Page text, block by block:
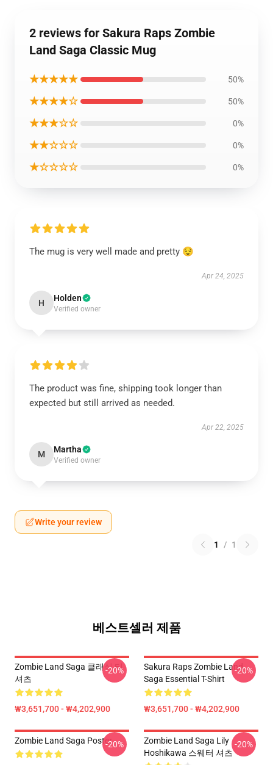
2 reviews for Sakura Raps Zombie
Land Saga Classic Mug
★★★★★ 50%
★★★★☆ 50%
★★★☆☆ 0%
★★☆☆☆ 0%
★☆☆☆☆ 0%
The mug is very well made and pretty 😌
Apr 24, 2025
H Holden
Verified owner
The product was fine, shipping took longer than
expected but still arrived as needed.
Apr 22, 2025
M Martha
Verified owner
Write your review
1 / 1
베스트셀러 제품
Zombie Land Saga 클래식 티
셔츠
₩3,651,700 - ₩4,202,900
-20%
Sakura Raps Zombie Land
Saga Essential T-Shirt
₩3,651,700 - ₩4,202,900
-20%
Zombie Land Saga Poster-20%
Zombie Land Saga Lily
Hoshikawa 스웨터 셔츠
-20%